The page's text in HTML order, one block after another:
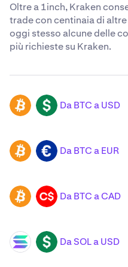
Oltre a 1inch, Kraken
trade con centinaia di
oggi stesso alcune delle
più richieste su Kraken.
BTC USD Da BTC a USD
BTC EUR Da BTC a EUR
BTC CAD Da BTC a CAD
SOL USD Da SOL a USD